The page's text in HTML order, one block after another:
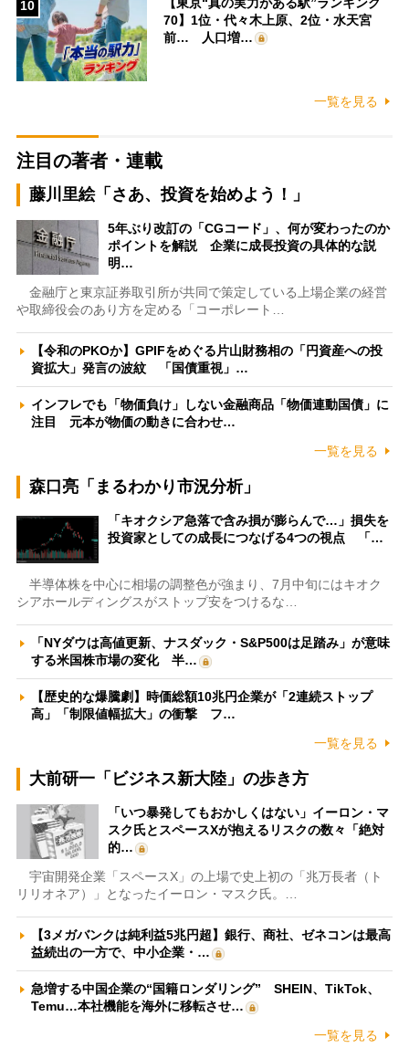
10
70】1位・代々木上原、2位・水天宮
前… 人口増…
一覧を見る
注目の著者・連載
藤川里絵「さあ、投資を始めよう！」
5年ぶり改訂の「CGコード」、何が変わったのか
ポイントを解説 企業に成長投資の具体的な説
明…
金融庁と東京証券取引所が共同で策定している上場企業の経営
や取締役会のあり方を定める「コーポレート…
【令和のPKOか】GPIFをめぐる片山財務相の「円資産への投
資拡大」発言の波紋 「国債重視」…
インフレでも「物価負け」しない金融商品「物価連動国債」に
注目 元本が物価の動きに合わせ…
一覧を見る
森口亮「まるわかり市況分析」
「キオクシア急落で含み損が膨らんで…」損失を
投資家としての成長につなげる4つの視点 「…
半導体株を中心に相場の調整色が強まり、7月中旬にはキオク
シアホールディングスがストップ安をつけるな…
「NYダウは高値更新、ナスダック・S&P500は足踏み」が意味
する米国株市場の変化 半…
【歴史的な爆騰劇】時価総額10兆円企業が「2連続ストップ
高」「制限値幅拡大」の衝撃 フ…
一覧を見る
大前研一「ビジネス新大陸」の歩き方
「いつ暴発してもおかしくはない」イーロン・マ
スク氏とスペースXが抱えるリスクの数々「絶対
的…
宇宙開発企業「スペースX」の上場で史上初の「兆万長者（ト
リリオネア）」となったイーロン・マスク氏。…
【3メガバンクは純利益5兆円超】銀行、商社、ゼネコンは最高
益続出の一方で、中小企業・…
急増する中国企業の“国籍ロンダリング” SHEIN、TikTok、
Temu…本社機能を海外に移転させ…
一覧を見る